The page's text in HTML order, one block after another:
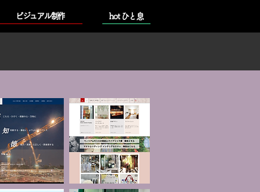
ビジュアル制作 hot ひと息